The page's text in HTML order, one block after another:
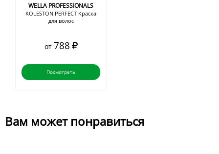
WELLA PROFESSIONALS
KOLESTON PERFECT Краска
для волос
от 788
Посмотреть
Вам может понравиться